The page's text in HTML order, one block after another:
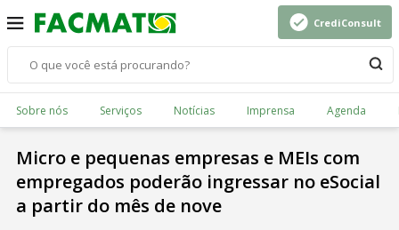
CrediConsult
Sobre nós Serviços Notícias Imprensa Agenda
Micro e pequenas empresas e MEIs com
empregados poderão ingressar no eSocial
a partir do mês de nove